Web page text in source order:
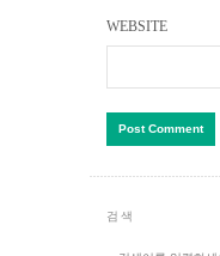
WEBSITE
검색